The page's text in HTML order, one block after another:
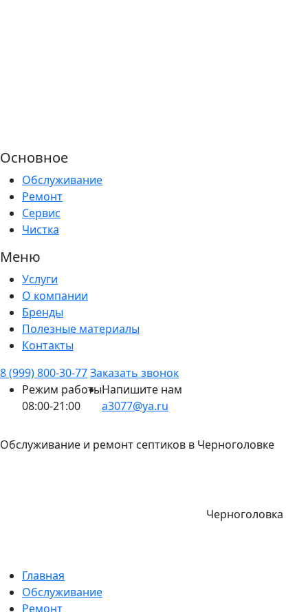
Основное
Обслуживание
Ремонт
Сервис
Чистка
Меню
Услуги
О компании
Бренды
Полезные материалы
Контакты
8 (999) 800-30-77Заказать звонок
Режим работы
08:00-21:00
Напишите нам
a3077@ya.ru
Обслуживание и ремонт септиков в Черноголовке
Черноголовка
Главная
Обслуживание
Ремонт